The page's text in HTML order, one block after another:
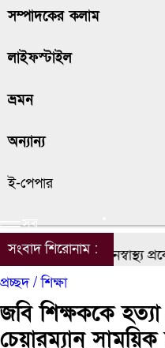
সম্পাদকের কলাম
লাইফস্টাইল
ভ্রমন
অন্যান্য
ই-পেপার
সব
সংবাদ শিরোনাম :জনস্বাস্থ্য
প্রচ্ছদ / শিক্ষা
জবি শিক্ষককে
চেয়ারম্যান সাময়িক